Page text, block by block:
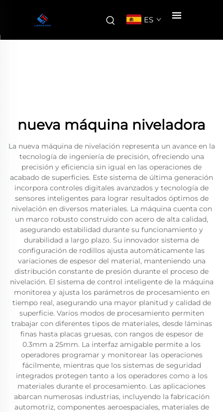
ES
nueva máquina niveladora
La nueva máquina de nivelación representa un avance en la
tecnología de ingeniería de precisión, ofreciendo una
precisión y eficiencia sin igual en las operaciones de
acabado de superficies. Este sistema de última generación
incorpora controles digitales avanzados y tecnología de
sensores inteligentes para lograr resultados óptimos de
nivelación en diversos materiales. La máquina cuenta con
un marco robusto construido con acero de alta calidad,
asegurando estabilidad durante su funcionamiento y
durabilidad a largo plazo. Su innovador sistema de
configuración de rodillos ajusta automáticamente las
variaciones de espesor del material, manteniendo una
distribución constante de presión durante el proceso de
nivelación. El sistema de control inteligente de la máquina
monitorea y ajusta los parámetros de procesamiento en
tiempo real, asegurando una mayor planitud y calidad de
superficie. Varios modos de procesamiento permiten
trabajar con diferentes tipos de materiales, desde láminas
finas hasta placas gruesas, con rangos de espesor de
0.3mm a 25mm. La interfaz amigable permite a los
operadores programar y monitorear las operaciones
fácilmente, mientras que los sistemas de seguridad
integrados protegen tanto a los operadores como a los
materiales durante el procesamiento. Las aplicaciones
abarcan numerosas industrias, incluyendo la fabricación
automotriz, componentes aeroespaciales, materiales de